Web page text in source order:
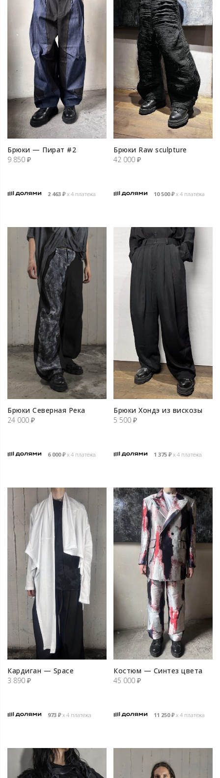
Брюки — Пират #2
9 850 ₽
2 463 ₽х 4 платежа
Брюки Raw sculpture
42 000 ₽
10 500₽х 4 платежа
Брюки Северная Река
24 000 ₽
6 000₽х 4 платежа
Брюки Хондэ из вискозы
5 500 ₽
1 375 ₽х 4 платежа
Кардиган — Space
3 890 ₽
973 ₽х 4 платежа
Костюм — Синтез цвета
45 000 ₽
11 250₽х 4 платежа